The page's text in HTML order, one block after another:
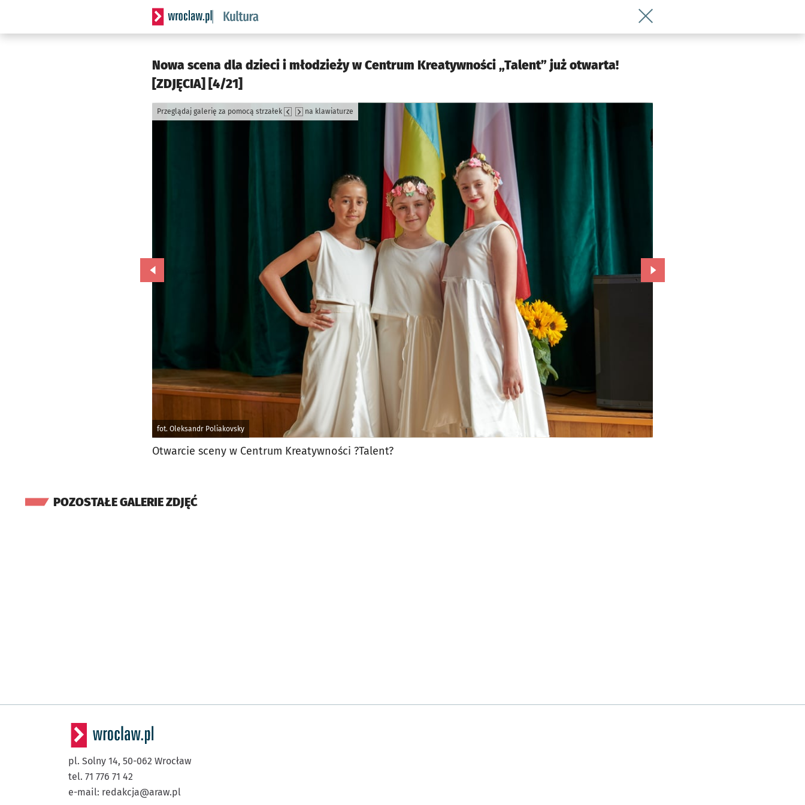
Serwis informacyjny wroclaw.pl podserwis: Kultura
Wróć do artykułu Nowa scena dla
Nowa scena dla dzieci i młodzieży w Centrum Kreatywności „Talent” już otwarta!
[ZDJĘCIA] [4/21]
fot. Oleksandr Poliakovsky
Przeglądaj galerię za pomocą strzałek na klawiaturze
Przejdź do poprzedniego zdjęcia. Przejdź do kolejnego zdjęcia.
Otwarcie sceny w Centrum Kreatywności ?Talent?
POZOSTAŁE GALERIE ZDJĘĆ
pl. Solny 14, 50-062 Wrocław
tel. 71 776 71 42
e-mail: redakcja@araw.pl